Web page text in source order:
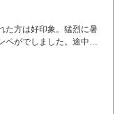
た方は好印象。猛烈に暑
ペがでしました。途中に